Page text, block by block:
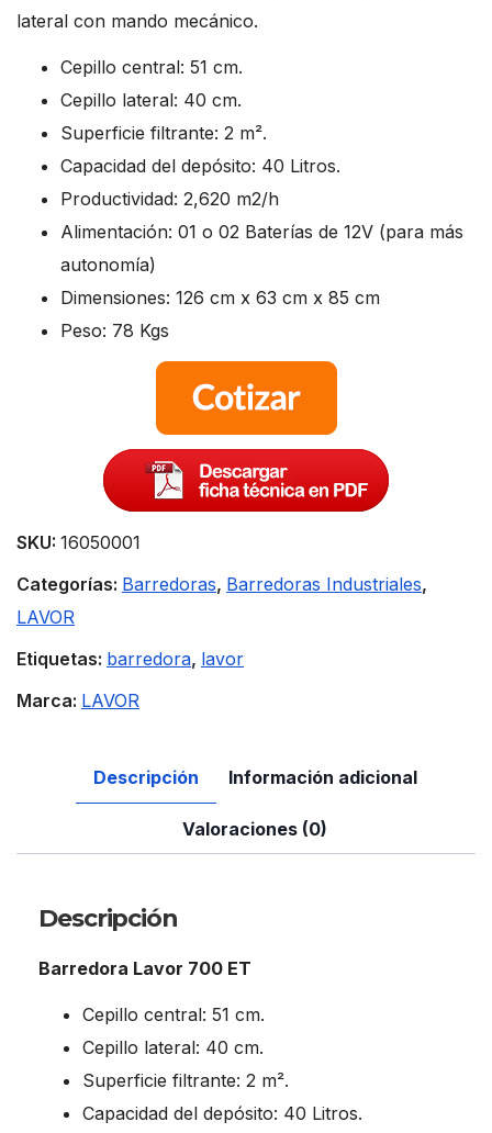
lateral con mando mecánico.
Cepillo central: 51 cm.
Cepillo lateral: 40 cm.
Superficie filtrante: 2 m².
Capacidad del depósito: 40 Litros.
Productividad: 2,620 m2/h
Alimentación: 01 o 02 Baterías de 12V (para más
autonomía)
Dimensiones: 126 cm x 63 cm x 85 cm
Peso: 78 Kgs
SKU: 16050001
Categorías: Barredoras, Barredoras Industriales,
LAVOR
Etiquetas: barredora, lavor
Marca: LAVOR
Descripción Información adicional
Valoraciones (0)
Descripción
Barredora Lavor 700 ET
Cepillo central: 51 cm.
Cepillo lateral: 40 cm.
Superficie filtrante: 2 m².
Capacidad del depósito: 40 Litros.